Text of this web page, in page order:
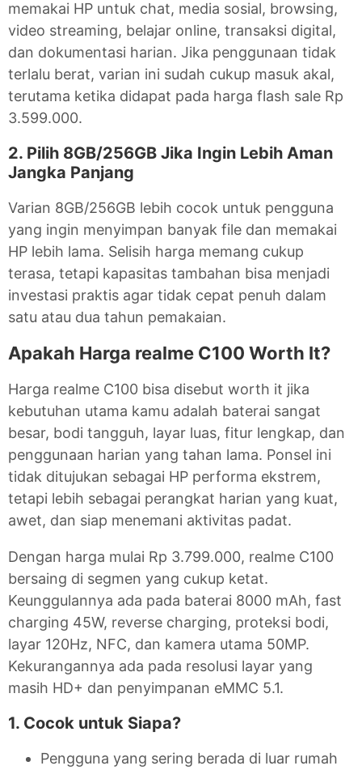
memakai HP untuk chat, media sosial, browsing,
video streaming, belajar online, transaksi digital,
dan dokumentasi harian. Jika penggunaan tidak
terlalu berat, varian ini sudah cukup masuk akal,
terutama ketika didapat pada harga flash sale Rp
3.599.000.
2. Pilih 8GB/256GB Jika Ingin Lebih Aman
Jangka Panjang
Varian 8GB/256GB lebih cocok untuk pengguna
yang ingin menyimpan banyak file dan memakai
HP lebih lama. Selisih harga memang cukup
terasa, tetapi kapasitas tambahan bisa menjadi
investasi praktis agar tidak cepat penuh dalam
satu atau dua tahun pemakaian.
Apakah Harga realme C100 Worth It?
Harga realme C100 bisa disebut worth it jika
kebutuhan utama kamu adalah baterai sangat
besar, bodi tangguh, layar luas, fitur lengkap, dan
penggunaan harian yang tahan lama. Ponsel ini
tidak ditujukan sebagai HP performa ekstrem,
tetapi lebih sebagai perangkat harian yang kuat,
awet, dan siap menemani aktivitas padat.
Dengan harga mulai Rp 3.799.000, realme C100
bersaing di segmen yang cukup ketat.
Keunggulannya ada pada baterai 8000 mAh, fast
charging 45W, reverse charging, proteksi bodi,
layar 120Hz, NFC, dan kamera utama 50MP.
Kekurangannya ada pada resolusi layar yang
masih HD+ dan penyimpanan eMMC 5.1.
1. Cocok untuk Siapa?
Pengguna yang sering berada di luar rumah